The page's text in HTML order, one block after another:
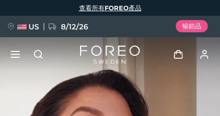
查看所有FOREO產品
US 8/12/26 暢銷品
BREAKING NEWS